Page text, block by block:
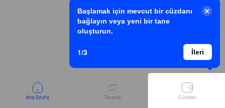
Ana Sayfa Ticaret Cüzdan
Başlamak için mevcut bir cüzdanı
bağlayın veya yeni bir tane
oluşturun.
1/3 İleri